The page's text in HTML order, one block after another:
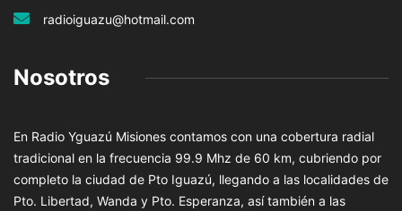
radioiguazu@hotmail.com
Nosotros
En Radio Yguazú Misiones contamos con una cobertura radial
tradicional en la frecuencia 99.9 Mhz de 60 km, cubriendo por
completo la ciudad de Pto Iguazú, llegando a las localidades de
Pto. Libertad, Wanda y Pto. Esperanza, así también a las